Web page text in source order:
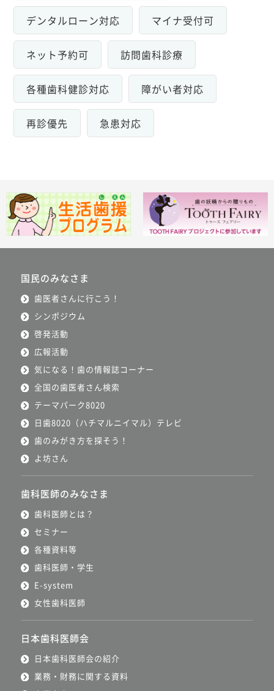
デンタルローン対応 マイナ受付可
ネット予約可 訪問歯科診療
各種歯科健診対応 障がい者対応
再診優先 急患対応
国民のみなさま
歯医者さんに行こう！
シンポジウム
啓発活動
広報活動
気になる！歯の情報誌コーナー
全国の歯医者さん検索
テーマパーク8020
日歯8020（ハチマルニイマル）テレビ
歯のみがき方を探そう！
よ坊さん
歯科医師のみなさま
歯科医師とは？
セミナー
各種資料等
歯科医師・学生
E-system
女性歯科医師
日本歯科医師会
日本歯科医師会の紹介
業務・財務に関する資料